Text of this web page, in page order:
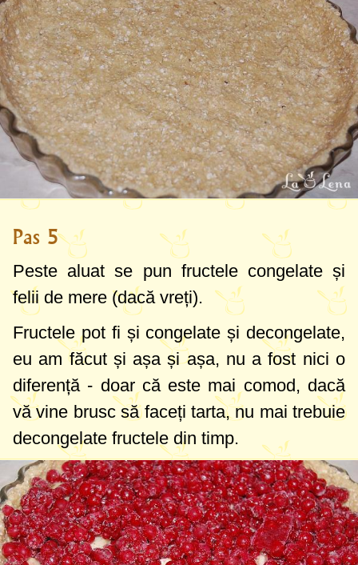
Pas 5
Peste aluat se pun fructele congelate și
felii de mere (dacă vreți).
Fructele pot fi și congelate și decongelate,
eu am făcut și așa și așa, nu a fost nici o
diferență - doar că este mai comod, dacă
vă vine brusc să faceți tarta, nu mai trebuie
decongelate fructele din timp.